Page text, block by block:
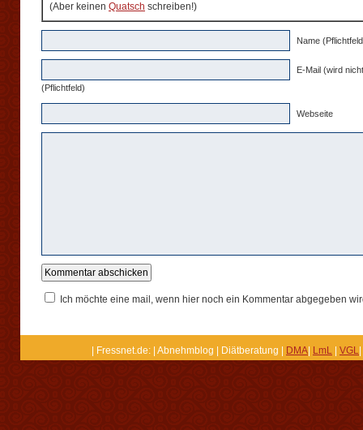
(Aber keinen Quatsch schreiben!)
Name
E-Mail (wird
(Pflichtfeld)
Webseite
Ich möchte eine mail, wenn hier noch ein Kommentar abgegeben
| Fressnet.de: | Abnehmblog | Diätberatung | DMA LmL VGL